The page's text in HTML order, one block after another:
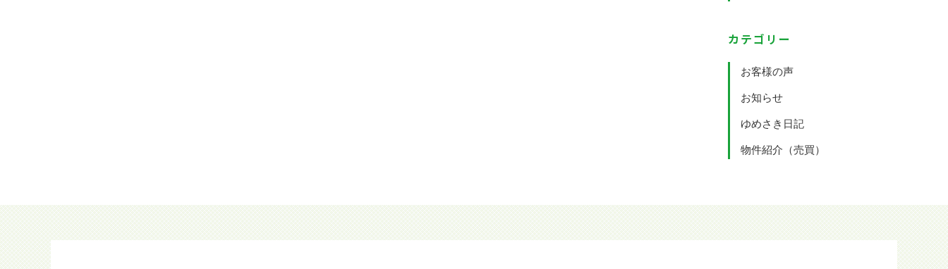
カテゴリー
お客様の声
お知らせ
ゆめさき日記
物件紹介（売買）